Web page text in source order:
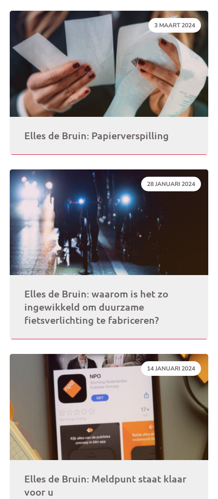
DATUM:
3 MAART 2024
Elles de Bruin: Papierverspilling
DATUM:
28 JANUARI 2024
Elles de Bruin: waarom is het zo
ingewikkeld om duurzame
fietsverlichting te fabriceren?
DATUM:
14 JANUARI 2024
Elles de Bruin: Meldpunt staat klaar
voor u